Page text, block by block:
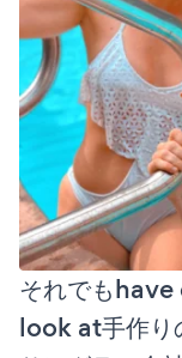
それでも
look at手作り